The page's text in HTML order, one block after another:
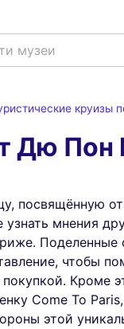
ш
круизы
Дю Пон
посвящённую
мнения
Поделенные
чтобы
Кроме
Come To Paris,
этой